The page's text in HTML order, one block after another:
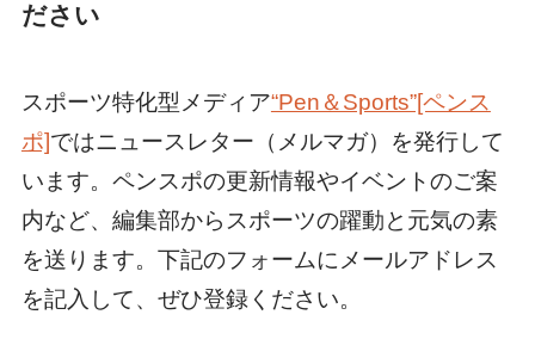
ださい
スポーツ特化型メディア“Pen＆Sports”[ペンス
ポ]ではニュースレター（メルマガ）を発行して
います。ペンスポの更新情報やイベントのご案
内など、編集部からスポーツの躍動と元気の素
を送ります。下記のフォームにメールアドレス
を記入して、ぜひ登録ください。